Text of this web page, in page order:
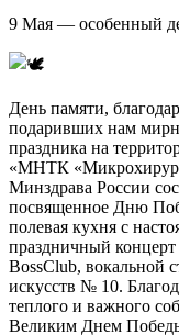
9 Мая — особенный
День памяти,
подаривших нам
праздника на
«МНТК
Минздрава России
посвященное Дню
полевая кухня с
праздничный концерт
BossClub, вокальной
искусств № 10.
теплого и важного
Великим Днем